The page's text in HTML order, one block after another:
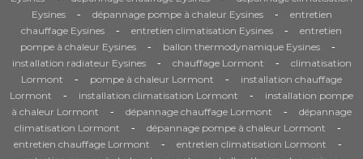
Eysines
- dépannage pompe à chaleur Eysines -
entretien
chauffage Eysines
- entretien climatisation Eysines -
entretien
pompe à chaleur Eysines
- ballon thermodynamique Eysines -
installation radiateur Eysines - chauffage Lormont -
climatisation
Lormont
- pompe à chaleur Lormont -
installation chauffage
Lormont
- installation climatisation Lormont -
installation pompe
à chaleur Lormont
- dépannage chauffage Lormont -
dépannage
climatisation Lormont
- dépannage pompe à chaleur Lormont -
entretien chauffage Lormont - entretien climatisation Lormont -